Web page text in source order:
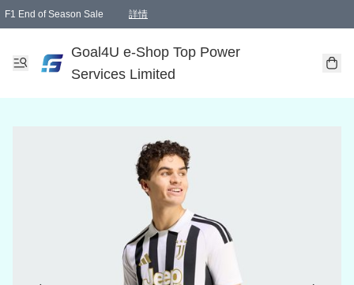
F1 End of Season Sale 詳情
Goal4U e-Shop Top Power
Services Limited